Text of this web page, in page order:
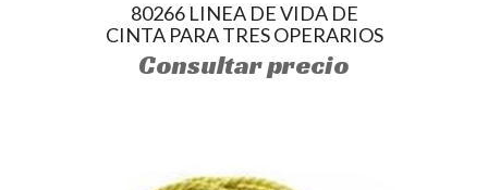
80266 LINEA DE VIDA DE
CINTA PARA TRES OPERARIOS
Consultar precio